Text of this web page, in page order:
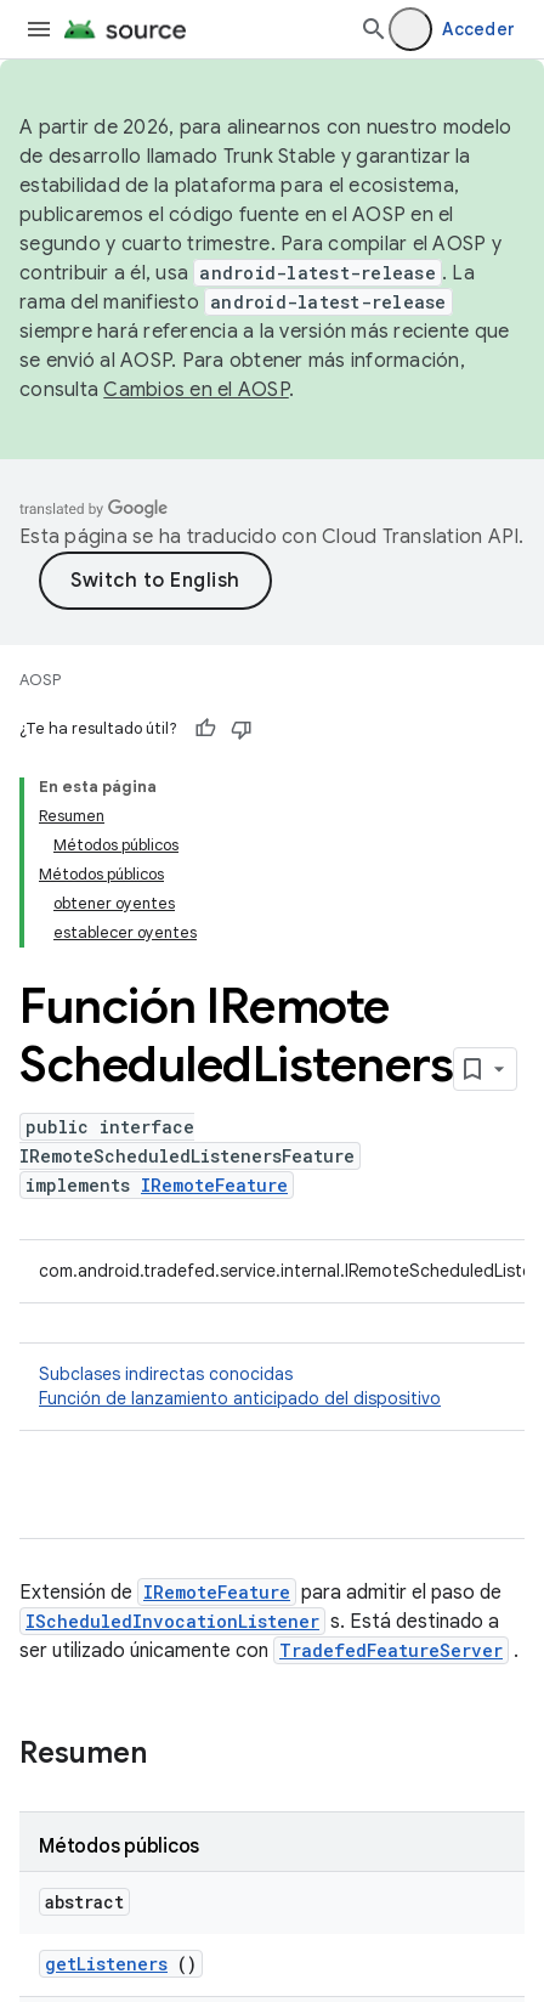
Acceder
A partir de 2026, para alinearnos con nuestro modelo
de desarrollo llamado Trunk Stable y garantizar la
estabilidad de la plataforma para el ecosistema,
publicaremos el código fuente en el AOSP en el
segundo y cuarto trimestre. Para compilar el AOSP y
contribuir a él, usa android-latest-release . La
rama del manifiesto android-latest-release
siempre hará referencia a la versión más reciente que
se envió al AOSP. Para obtener más información,
consultaCambios en el AOSP.
Esta página se ha traducido con Cloud Translation API.
AOSP
¿Te ha resultado útil?
En esta página
Resumen
Métodos públicos
Métodos públicos
obtener oyentes
establecer oyentes
Función IRemote
ScheduledListeners
public interface
IRemoteScheduledListenersFeature
implements IRemoteFeature
Subclases indirectas conocidas
Función de lanzamiento anticipado del dispositivo
Extensión de IRemoteFeature para admitir el paso de
IScheduledInvocationListener s. Está destinado a
ser utilizado únicamente con TradefedFeatureServer .
Resumen
Métodos públicos
abstract
getListeners ()